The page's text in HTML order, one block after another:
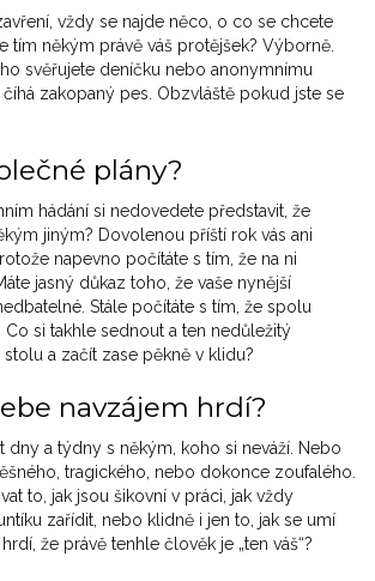
vždy se najde něco, o co se chcete
tím někým právě váš protějšek? Výborně.
svěřujete deníčku nebo anonymnímu
zakopaný pes. Obzvláště pokud jste se
plány?
hádání si nedovedete představit, že
jiným? Dovolenou příští rok vás ani
napevno počítáte s tím, že na ni
jasný důkaz toho, že vaše nynější
Stále počítáte s tím, že spolu
Co si takhle sednout a ten nedůležitý
a začít zase pěkně v klidu?
navzájem hrdí?
dny a týdny s někým, koho si neváží. Nebo
tragického, nebo dokonce zoufalého.
to, jak jsou šikovní v práci, jak vždy
zařídit, nebo klidně i jen to, jak se umí
že právě tenhle člověk je „ten váš“?